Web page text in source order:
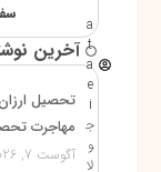
a
t
a
e
i
ج
و
لا
آخرین
تحصیل
مهاجرت
آگوست 7, 2026